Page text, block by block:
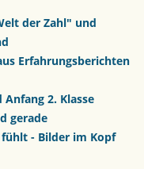
der Zahl" und
Erfahrungsberichten
Anfang 2. Klasse
gerade
- Bilder im Kopf